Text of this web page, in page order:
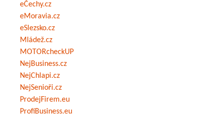
eČechy.cz
eMoravia.cz
eSlezsko.cz
Mládež.cz
MOTORcheckUP
NejBusiness.cz
NejChlapi.cz
NejSenioři.cz
ProdejFirem.eu
ProfiBusiness.eu